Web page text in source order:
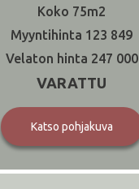
75
123 849
247 000
VARATTU
Katso pohjakuva